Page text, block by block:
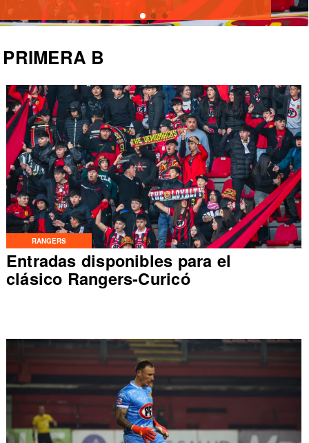
RANGERS
Entradas disponibles para el
clásico Rangers-Curicó
PRIMERA B